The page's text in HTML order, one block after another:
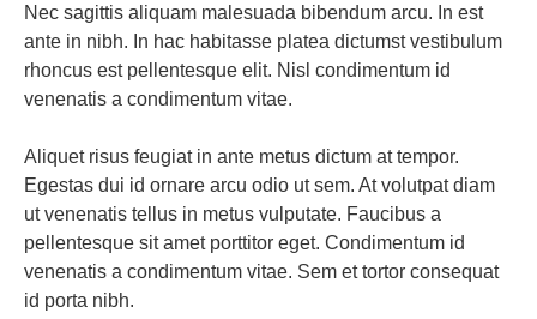
Nec sagittis aliquam malesuada bibendum arcu. In est
ante in nibh. In hac habitasse platea dictumst vestibulum
rhoncus est pellentesque elit. Nisl condimentum id
venenatis a condimentum vitae.
Aliquet risus feugiat in ante metus dictum at tempor.
Egestas dui id ornare arcu odio ut sem. At volutpat diam
ut venenatis tellus in metus vulputate. Faucibus a
pellentesque sit amet porttitor eget. Condimentum id
venenatis a condimentum vitae. Sem et tortor consequat
id porta nibh.